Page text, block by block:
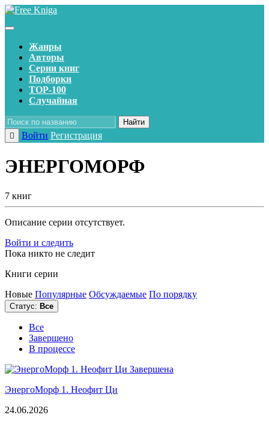
Жанры
Авторы
Серии книг
Подборки
TOP-100
Случайная
Найти
Войти Регистрация
ЭНЕРГОМОРФ
7 книг
Описание серии отсутствует.
Войти и следить
Пока никто не следит
Книги серии
Новые Популярные Обсуждаемые По порядку
Статус: Все
Все
Завершено
В процессе
Завершена
ЭнергоМорф 1. Неофит Ци
24.06.2026